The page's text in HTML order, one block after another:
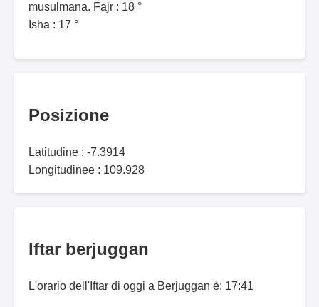
musulmana. Fajr : 18 °
Isha : 17 °
Posizione
Latitudine : -7.3914
Longitudinee : 109.928
Iftar berjuggan
L'orario dell'Iftar di oggi a Berjuggan è: 17:41